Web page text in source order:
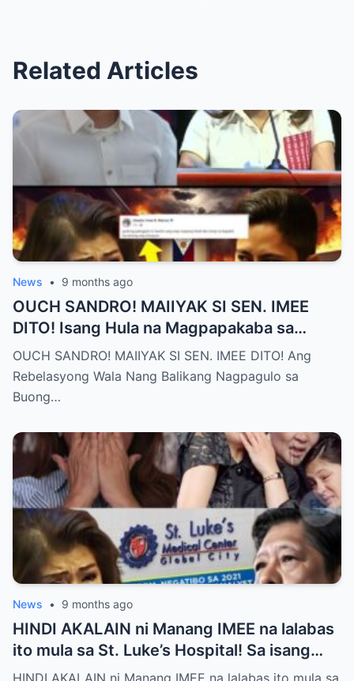
Related Articles
News • 9 months ago
OUCH SANDRO! MAIIYAK SI SEN. IMEE
DITO! Isang Hula na Magpapakaba sa
Buong Bansa! Ano ang matinding nangyari
sa pagitan nila?
OUCH SANDRO! MAIIYAK SI SEN. IMEE DITO! Ang
Rebelasyong Wala Nang Balikang Nagpagulo sa
Buong…
News • 9 months ago
HINDI AKALAIN ni Manang IMEE na lalabas
ito mula sa St. Luke’s Hospital! Sa isang
tahimik at maalinsangang hapon sa
HINDI AKALAIN ni Manang IMEE na lalabas ito mula sa